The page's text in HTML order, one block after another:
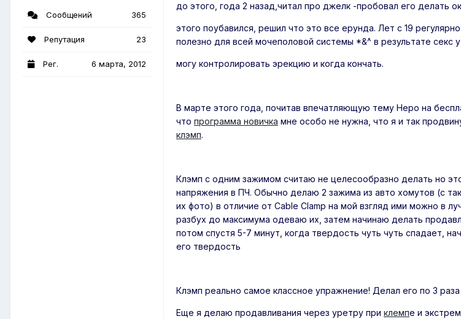
Сообщений 365
Репутация 23
Рег. 6 марта, 2012
до этого, года 2 назад,читал про джелк -пробовал его делать
этого поубавился, решил что это все ерунда. Лет с 19
полезно для всей мочеполовой системы *&^ в результате секс
могу контролировать эрекцию и когда кончать.
В марте этого года, почитав впечатляющую тему Неро на
что программа новичка мне особо не нужна, что я и так
клэмп.
Клэмп с одним зажимом считаю не целесообразно делать но
напряжения в ПЧ. Обычно делаю 2 зажима из авто хомутов (с
их фото) в отличие от Cable Clamp на мой взгляд ими можно в
разбух до максимума одеваю их, затем начинаю делать
потом спустя 5-7 минут, когда твердость чуть чуть спадает,
его твердость
Клэмп реально самое классное упражнение! Делал его по 3 раза
Еще я делаю продавливания через уретру при клемпе и